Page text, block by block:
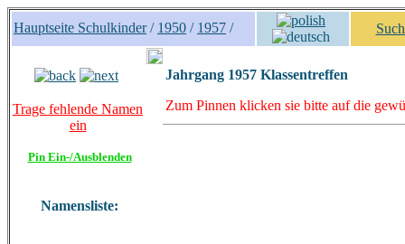
Hauptseite Schulkinder/ 1950 / 1957 /
Trage fehlende Namen
ein
Pin Ein-/Ausblenden
Namensliste:
Jahrgang 1957 Klassentreffen
Zum Pinnen klicken sie bitte auf die